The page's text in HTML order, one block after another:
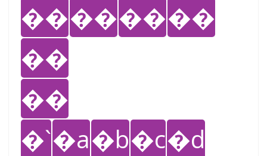
��������
��
��
�`�a�b�c�d